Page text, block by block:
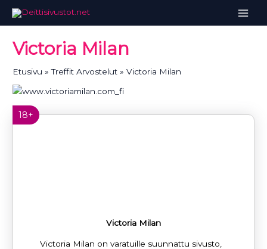
sisältöön
Victoria Milan
Etusivu Treffit Arvostelut Victoria Milan
18+
Victoria Milan
Victoria Milan on varatuille suunnattu sivusto,